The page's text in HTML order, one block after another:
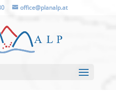
office@planalp.at